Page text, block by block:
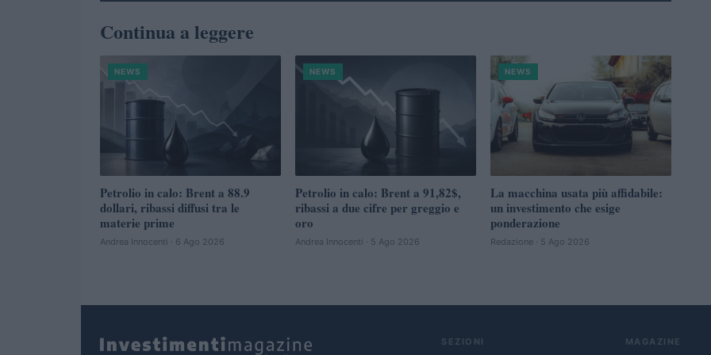
Continua a leggere
NEWS
Petrolio in calo: Brent a 88.9
dollari, ribassi diffusi tra le
materie prime
Andrea Innocenti · 6 Ago 2026
NEWS
Petrolio in calo: Brent a 91,82$,
ribassi a due cifre per greggio e
oro
Andrea Innocenti · 5 Ago 2026
NEWS
La macchina usata più affidabile:
un investimento che esige
ponderazione
Redazione · 5 Ago 2026
SEZIONI MAGAZINE